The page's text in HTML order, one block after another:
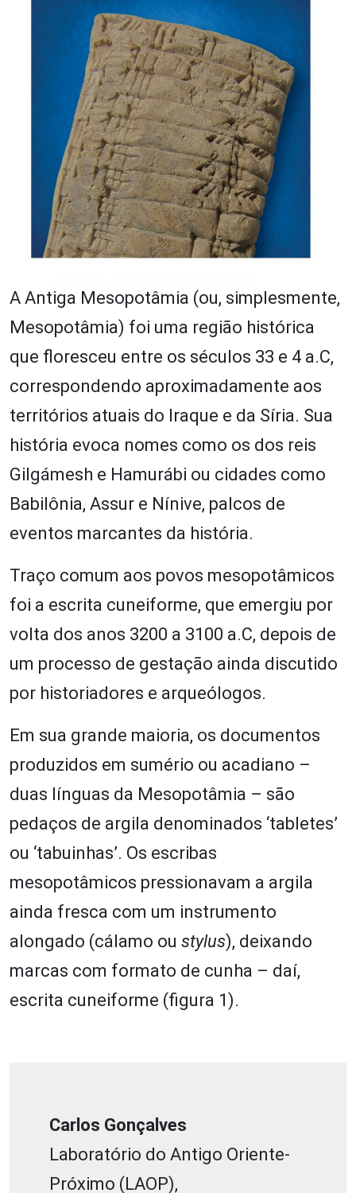
A Antiga Mesopotâmia (ou, simplesmente,
Mesopotâmia) foi uma região histórica
que floresceu entre os séculos 33 e 4 a.C,
correspondendo aproximadamente aos
territórios atuais do Iraque e da Síria. Sua
história evoca nomes como os dos reis
Gilgámesh e Hamurábi ou cidades como
Babilônia, Assur e Nínive, palcos de
eventos marcantes da história.
Traço comum aos povos mesopotâmicos
foi a escrita cuneiforme, que emergiu por
volta dos anos 3200 a 3100 a.C, depois de
um processo de gestação ainda discutido
por historiadores e arqueólogos.
Em sua grande maioria, os documentos
produzidos em sumério ou acadiano –
duas línguas da Mesopotâmia – são
pedaços de argila denominados ‘tabletes’
ou ‘tabuinhas’. Os escribas
mesopotâmicos pressionavam a argila
ainda fresca com um instrumento
alongado (cálamo ou stylus), deixando
marcas com formato de cunha – daí,
escrita cuneiforme (figura 1).
Carlos Gonçalves
Laboratório do Antigo Oriente-
Próximo (LAOP),